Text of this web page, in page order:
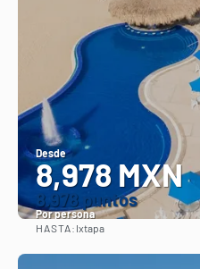
Desde
8,978 MXN
8.978 puntos
Por persona
HASTA: Ixtapa